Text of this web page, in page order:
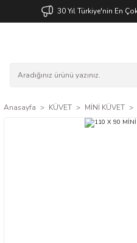
30 Yıl Türkiye'nin En
Anasayfa KÜVET MİNİ KÜVET